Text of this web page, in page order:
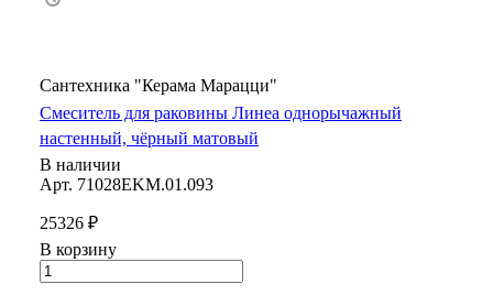
Сантехника "Керама Марацци"
Смеситель для раковины Линеа однорычажный
настенный, чёрный матовый
В наличии
Арт. 71028EKM.01.093
25326 ₽
В корзину